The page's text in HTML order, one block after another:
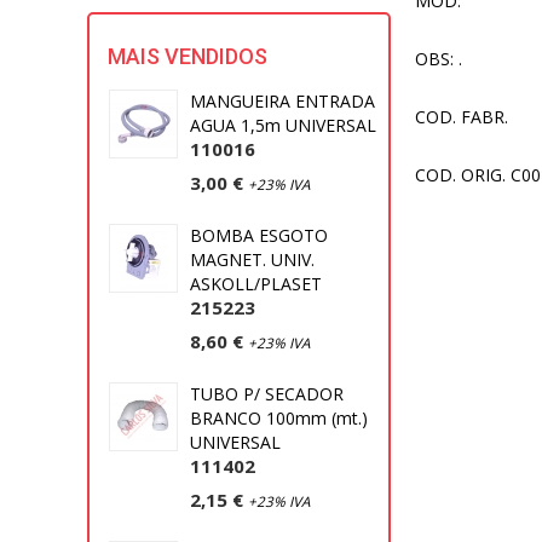
MAIS VENDIDOS
MANGUEIRA ENTRADA
AGUA 1,5m UNIVERSAL
110016
3,00 € +23% IVA
BOMBA ESGOTO
MAGNET. UNIV.
ASKOLL/PLASET
215223
8,60 € +23% IVA
TUBO P/ SECADOR
BRANCO 100mm (mt.)
UNIVERSAL
111402
2,15 € +23% IVA
OBS: .
COD. FABR.
COD. ORIG.